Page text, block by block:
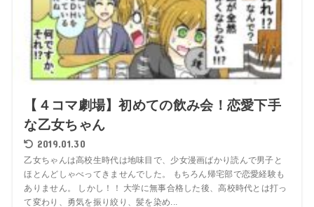
【４コマ劇場】初めての飲み会！恋愛下手
な乙女ちゃん
2019.01.30
乙女ちゃんは高校生時代は地味目で、少女漫画ばかり読んで男子と
ほとんどしゃべってきませんでした。 もちろん帰宅部で恋愛経験も
ありません。 しかし！！ 大学に無事合格した後、高校時代とは打っ
て変わり、勇気を振り絞り、髪を染め...